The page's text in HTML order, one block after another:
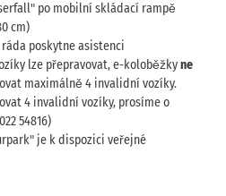
po mobilní skládací rampě
cm)
poskytne asistenci
lze přepravovat, e-koloběžkyne
maximálně 4 invalidní vozíky.
4 invalidní vozíky, prosíme o
54816)
je k dispozici veřejné